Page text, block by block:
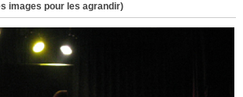
images pour les agrandir)